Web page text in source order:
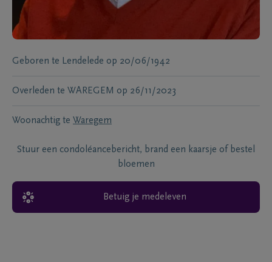
Geboren te Lendelede op 20/06/1942
Overleden te WAREGEM op 26/11/2023
Woonachtig te Waregem
Stuur een condoléancebericht, brand een kaarsje of bestel
bloemen
Betuig je medeleven